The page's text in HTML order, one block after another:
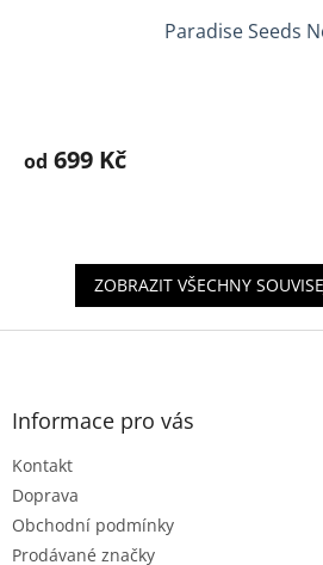
Paradise Seeds
produktu
hvězdiček.
od 699 Kč
ZOBRAZIT VŠECHNY
Z
Informace pro vás
Kontakt
Doprava
Obchodní podmínky
Prodávané značky